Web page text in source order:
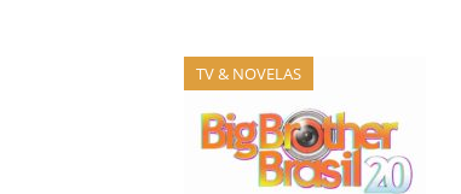
TV & NOVELAS